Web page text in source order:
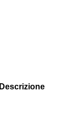
Descrizione